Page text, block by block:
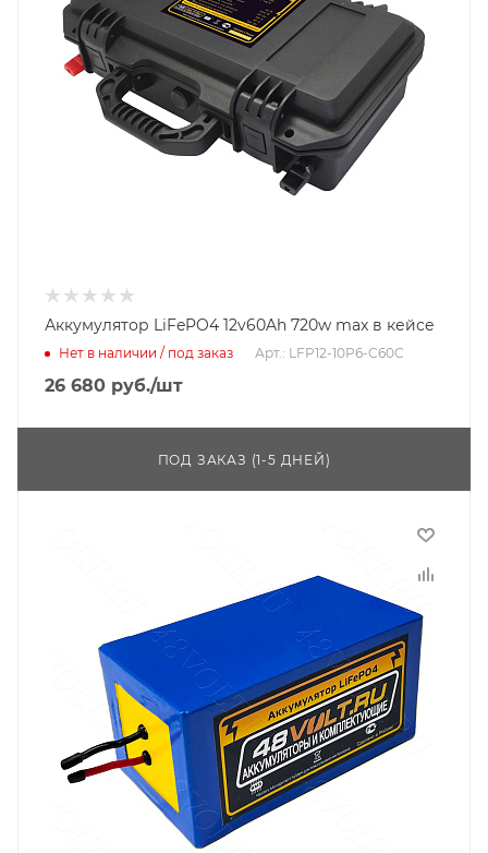
Аккумулятор LiFePO4 12v60Ah 720w max в кейсе
Нет в наличии / под заказ Арт.: LFP12-10P6-C60C
26 680 руб./шт
ПОД ЗАКАЗ (1-5 ДНЕЙ)